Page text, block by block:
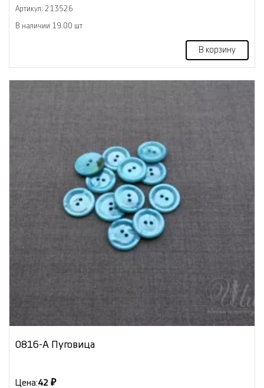
Артикул: 213526
В наличии 19.00 шт
В корзину
0816-А Пуговица
Цена:42 ₽